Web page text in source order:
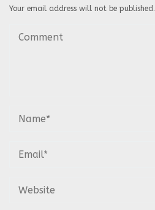
Your email address will not be published.